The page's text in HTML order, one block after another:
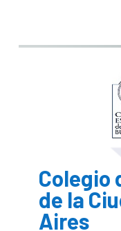
Colegio
de la
Aires